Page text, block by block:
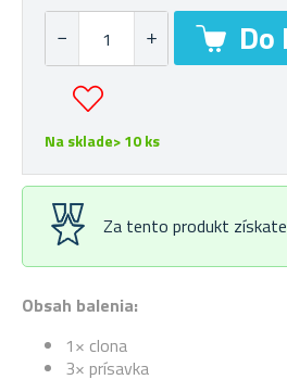
Obsah balenia:
1× clona
3× prísavka
Na sklade> 10 ks
Za tento produkt získate